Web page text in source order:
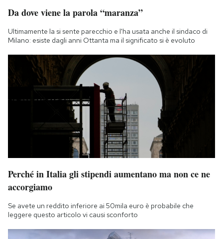
Da dove viene la parola “maranza”
Ultimamente la si sente parecchio e l'ha usata anche il sindaco di
Milano: esiste dagli anni Ottanta ma il significato si è evoluto
Perché in Italia gli stipendi aumentano ma non ce ne
accorgiamo
Se avete un reddito inferiore ai 50mila euro è probabile che
leggere questo articolo vi causi sconforto